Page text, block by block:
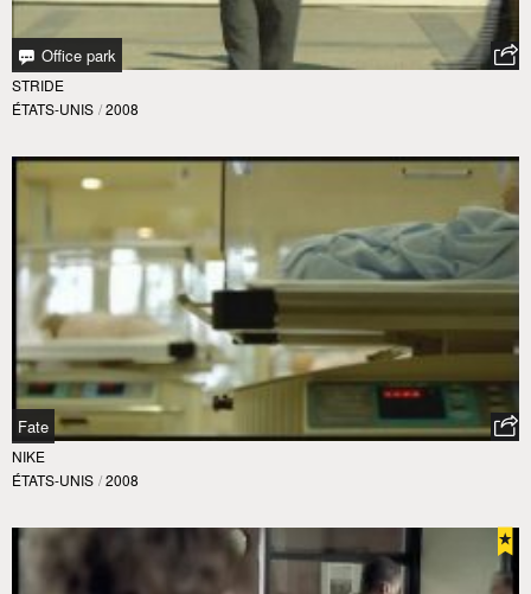
Office park
STRIDE
ÉTATS-UNIS / 2008
Fate
NIKE
ÉTATS-UNIS / 2008